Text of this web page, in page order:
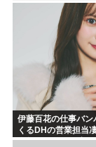
伊藤百花の仕事バン
くるDHの営業担当
今年のボーナス凄い